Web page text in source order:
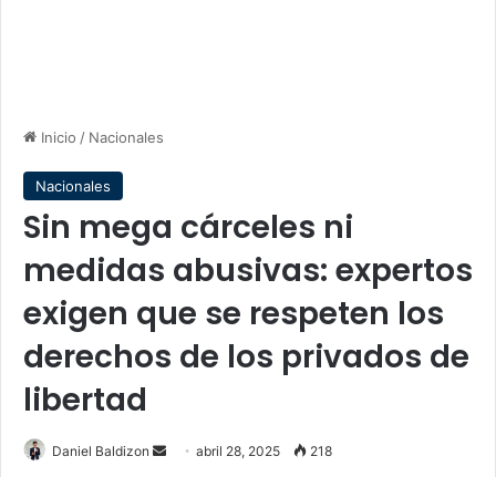
Inicio / Nacionales
Nacionales
Sin mega cárceles ni
medidas abusivas: expertos
exigen que se respeten los
derechos de los privados de
libertad
Daniel Baldizon
Sendabril 28, 2025 218